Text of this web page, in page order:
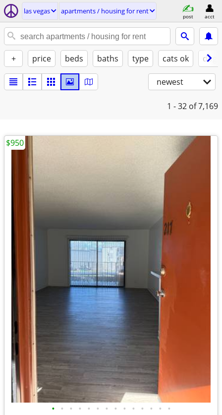
las vegas apartments / housing for rent
post acct
+ price beds baths type cats ok
newest
1 - 32 of 7,169
• • • • • • • • • • • • • •
$950